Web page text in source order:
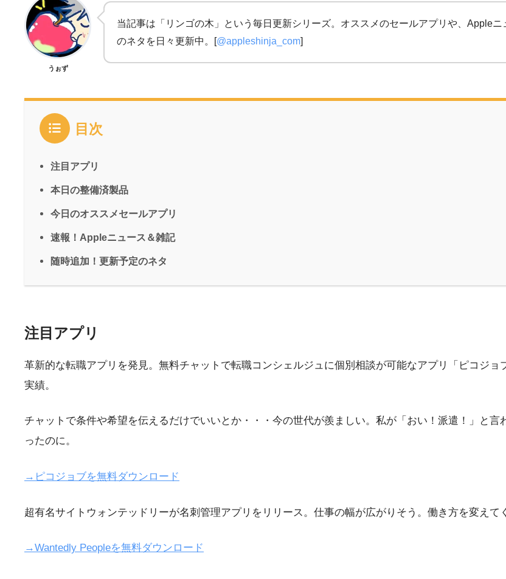
うぉず
当記事は「リンゴの木」という毎日更新シリーズ。オススメのセールアプリや、Apple
のネタを日々更新中。[@appleshinja_com]
目次
注目アプリ
本日の整備済製品
今日のオススメセールアプリ
速報！Appleニュース＆雑記
随時追加！更新予定のネタ
注目アプリ
革新的な転職アプリを発見。無料チャットで転職コンシェルジュに個別相談が可能なアプリ「ピコジ
実績。
チャットで条件や希望を伝えるだけでいいとか・・・今の世代が羨ましい。私が「おい！派遣！」と
ったのに。
→ピコジョブを無料ダウンロード
超有名サイトウォンテッドリーが名刺管理アプリをリリース。仕事の幅が広がりそう。働き方を変えて
→Wantedly Peopleを無料ダウンロード